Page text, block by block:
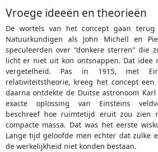
Vroege ideeën en theorieën
De wortels van het concept gaan
Natuurkundigen als John Michell en
speculeerden over “donkere sterren” die
licht er niet uit kon ontsnappen. Dat idee
vergetelheid. Pas in 1915, met
relativiteitstheorie, kreeg het concept een
daarna ontdekte de Duitse astronoom
exacte oplossing van Einsteins
beschreef hoe ruimtetijd eruit zou zien
compacte massa. Dat was het eerste
Lange tijd geloofde men echter dat zulke
de werkelijkheid niet konden bestaan.